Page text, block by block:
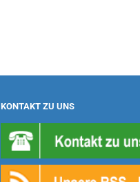
KONTAKT ZU UNS